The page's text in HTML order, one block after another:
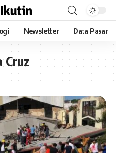
Newsletter Data Pasar
Cruz